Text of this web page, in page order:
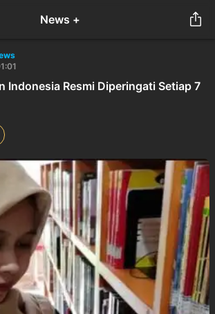
News +
Indonesia Resmi Diperingati Setiap 7